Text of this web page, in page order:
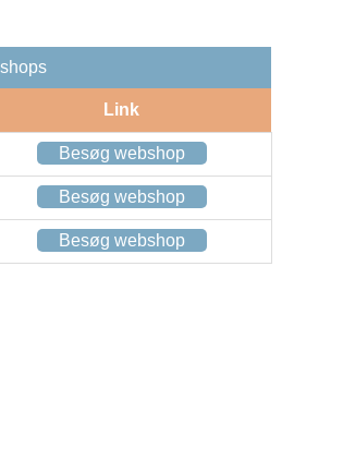
Link
Besøg webshop
Besøg webshop
Besøg webshop